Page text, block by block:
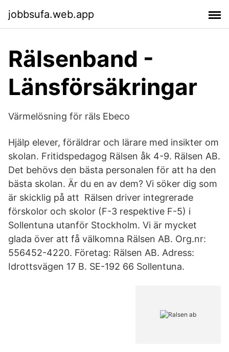
jobbsufa.web.app
Rälsenband -
Länsförsäkringar
Värmelösning för räls Ebeco
Hjälp elever, föräldrar och lärare med insikter om
skolan. Fritidspedagog Rälsen åk 4-9. Rälsen AB.
Det behövs den bästa personalen för att ha den
bästa skolan. Är du en av dem? Vi söker dig som
är skicklig på att Rälsen driver integrerade
förskolor och skolor (F-3 respektive F-5) i
Sollentuna utanför Stockholm. Vi är mycket
glada över att få välkomna Rälsen AB. Org.nr:
556452-4220. Företag: Rälsen AB. Adress:
Idrottsvägen 17 B. SE-192 66 Sollentuna.